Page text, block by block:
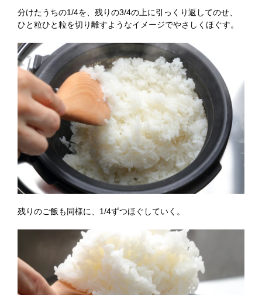
分けたうちの1/4を、残りの3/4の上に引っくり返してのせ、
ひと粒ひと粒を切り離すようなイメージでやさしくほぐす。
残りのご飯も同様に、1/4ずつほぐしていく。